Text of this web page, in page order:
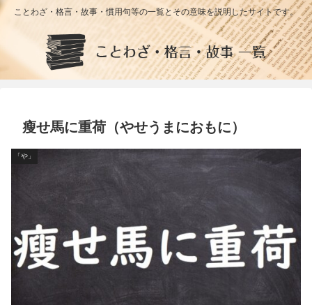
ことわざ・格言・故事・慣用句等の一覧とその意味を説明したサイトです。
瘦せ馬に重荷（やせうまにおもに）
「や」